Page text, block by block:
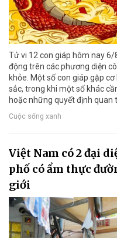
Tử vi 12 con giáp hôm nay
động trên các phương diện
khỏe. Một số con giáp gặp
sắc, trong khi một số khác
hoặc những quyết định quan
Cuộc sống xanh
Việt Nam có 2 đại
phố có ẩm thực
giới